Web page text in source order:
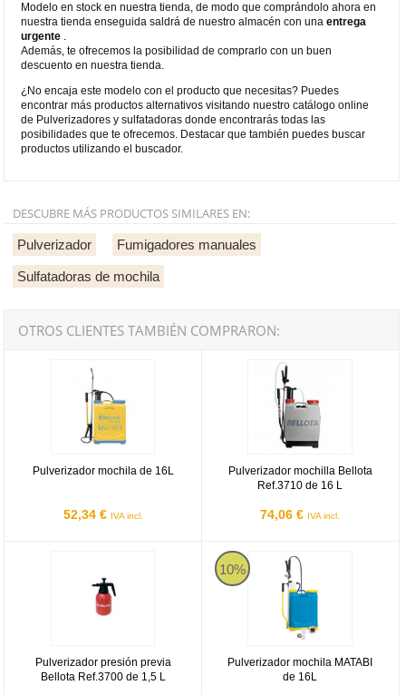
Modelo en stock en nuestra tienda, de modo que comprándolo ahora en
nuestra tienda enseguida saldrá de nuestro almacén con unaentrega
urgente
Además, te ofrecemos la posibilidad de comprarlo con un buen
descuento en nuestra tienda.
¿No encaja este modelo con el producto que necesitas? Puedes
encontrar más productos alternativos visitando nuestro catálogo online
de Pulverizadores y sulfatadoras donde encontrarás todas las
posibilidades que te ofrecemos. Destacar que también puedes buscar
productos utilizando el buscador.
DESCUBRE MÁS PRODUCTOS SIMILARES EN:
Pulverizador Fumigadores manuales
Sulfatadoras de mochila
OTROS CLIENTES TAMBIÉN COMPRARON:
Pulverizador mochila de 16L
52,34 € IVA incl.
Pulverizador mochilla Bellota
Ref.3710 de 16 L
74,06 € IVA incl.
Pulverizador mochilla Bellota
Pulverizador presión previa
Bellota Ref.3700 de 1,5 L
Pulverizador presión previa Bellota Ref.3700 de 1,5 L
10%
Pulverizador mochila MATABI
de 16L
Pulverizador mochila MATABI de